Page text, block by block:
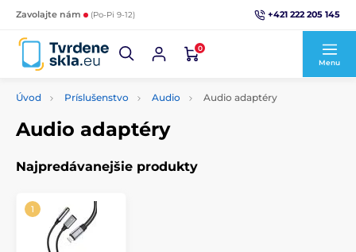
Zavolajte nám (Po-Pi 9-12) +421 222 205 145
0
Menu
Úvod Príslušenstvo Audio Audio adaptéry
Audio adaptéry
Najpredávanejšie produkty